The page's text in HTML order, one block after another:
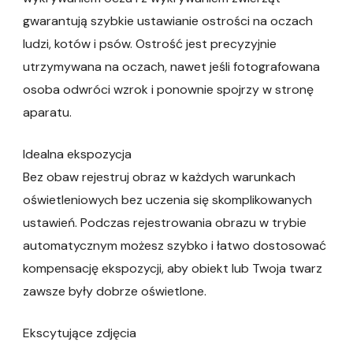
gwarantują szybkie ustawianie ostrości na oczach
ludzi, kotów i psów. Ostrość jest precyzyjnie
utrzymywana na oczach, nawet jeśli fotografowana
osoba odwróci wzrok i ponownie spojrzy w stronę
aparatu.
Idealna ekspozycja
Bez obaw rejestruj obraz w każdych warunkach
oświetleniowych bez uczenia się skomplikowanych
ustawień. Podczas rejestrowania obrazu w trybie
automatycznym możesz szybko i łatwo dostosować
kompensację ekspozycji, aby obiekt lub Twoja twarz
zawsze były dobrze oświetlone.
Ekscytujące zdjęcia